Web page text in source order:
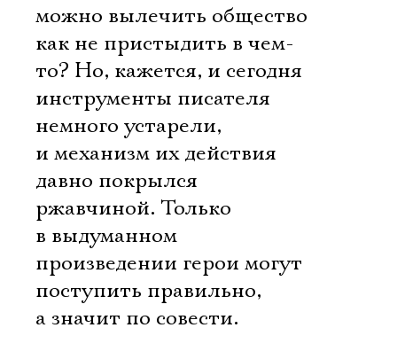
можно вылечить общество
как не пристыдить в чем-
то? Но, кажется, и сегодня
инструменты писателя
немного устарели,
и механизм их действия
давно покрылся
ржавчиной. Только
в выдуманном
произведении герои могут
поступить правильно,
а значит по совести.